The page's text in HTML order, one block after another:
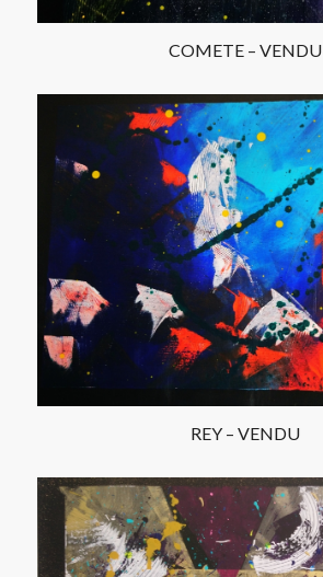
COMETE – VENDU
REY – VENDU